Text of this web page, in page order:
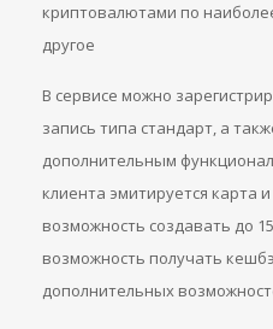
криптовалютами по
другое
В сервисе можно
запись типа стандарт, а
дополнительным
клиента эмитируется карта
возможность создавать до
возможность получать
дополнительных